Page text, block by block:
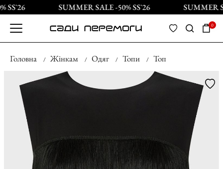
SUMMER SALE -50% SS`26 SUMMER
0
Головна Жінкам Одяг Топи Топ